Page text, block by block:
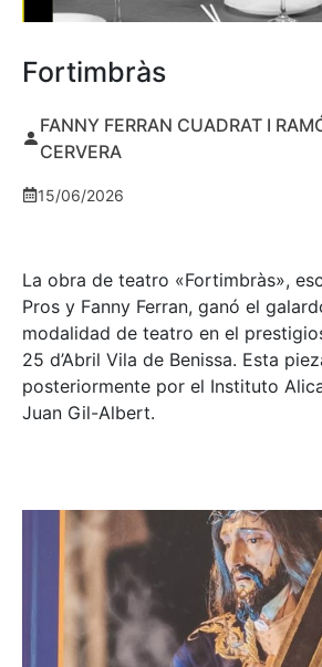
Fortimbràs
FANNY FERRAN CUADRAT I
CERVERA
15/06/2026
La obra de teatro «Fortimbràs»,
Pros y Fanny Ferran, ganó el
modalidad de teatro en el
25 d’Abril Vila de Benissa. Esta
posteriormente por el Instituto
Juan Gil-Albert.